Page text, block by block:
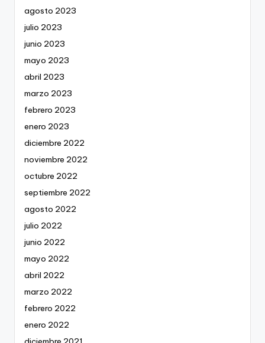
agosto 2023
julio 2023
junio 2023
mayo 2023
abril 2023
marzo 2023
febrero 2023
enero 2023
diciembre 2022
noviembre 2022
octubre 2022
septiembre 2022
agosto 2022
julio 2022
junio 2022
mayo 2022
abril 2022
marzo 2022
febrero 2022
enero 2022